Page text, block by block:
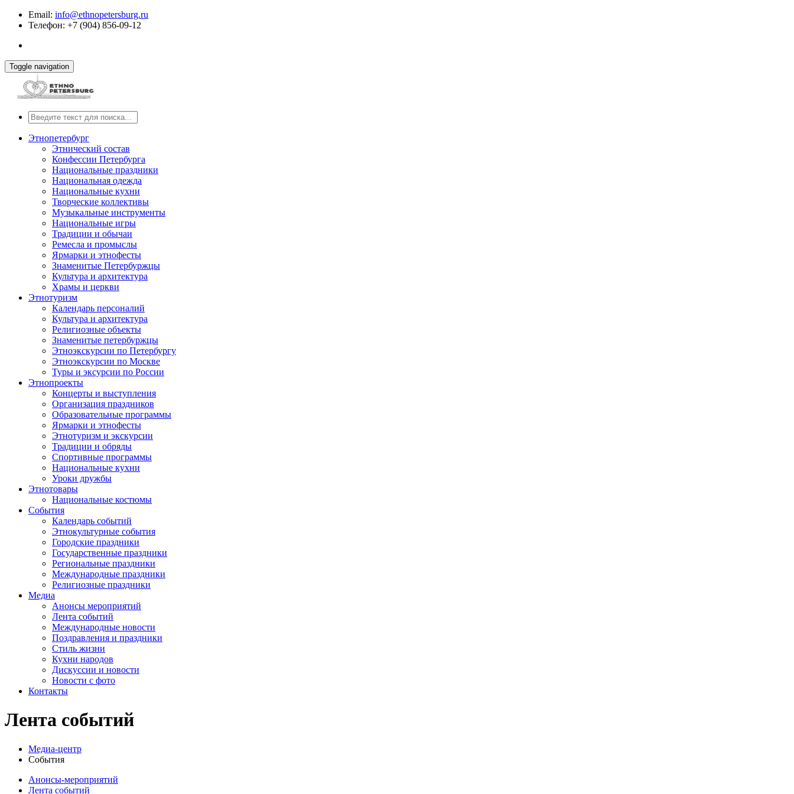
Email: info@ethnopetersburg.ru
Телефон: +7 (904) 856-09-12
Toggle navigation
Этнопетербург
Этнический состав
Конфессии Петербурга
Национальные праздники
Национальная одежда
Национальные кухни
Творческие коллективы
Музыкальные инструменты
Национальные игры
Традиции и обычаи
Ремесла и промыслы
Ярмарки и этнофесты
Знаменитые Петербуржцы
Культура и архитектура
Храмы и церкви
Этнотуризм
Календарь персоналий
Культура и архитектура
Религиозные объекты
Знаменитые петербуржцы
Этноэкскурсии по Петербургу
Этноэкскурсии по Москве
Туры и эксурсии по России
Этнопроекты
Концерты и выступления
Организация праздников
Образовательные программы
Ярмарки и этнофесты
Этнотуризм и экскурсии
Традиции и обряды
Спортивные программы
Национальные кухни
Уроки дружбы
Этнотовары
Национальные костюмы
События
Календарь событий
Этнокультурные события
Городские праздники
Государственные праздники
Региональные праздники
Международные праздники
Религиозные праздники
Медиа
Анонсы мероприятий
Лента событий
Международные новости
Поздравления и праздники
Cтиль жизни
Кухни народов
Дискуссии и новости
Новости с фото
Контакты
Лента событий
Медиа-центр
События
Анонсы-мероприятий
Лента событий